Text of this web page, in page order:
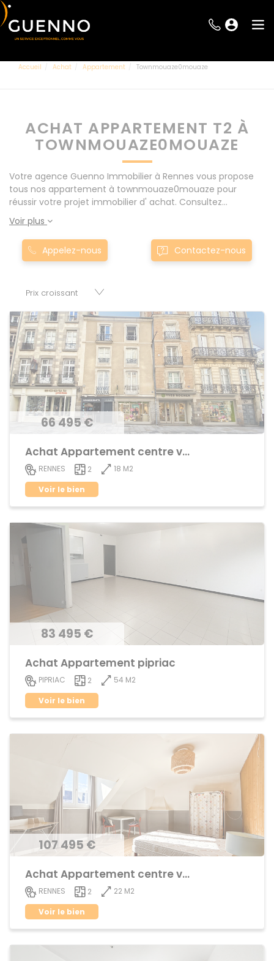
Accueil Achat Appartement Townmouaze0mouaze
ACHAT APPARTEMENT T2 À
TOWNMOUAZE0MOUAZE
Votre agence Guenno Immobilier à Rennes vous propose
tous nos appartement à townmouaze0mouaze pour
réussir votre projet immobilier d' achat. Consultez
l'ensemble de nos offres à Rennes mais également aux
alentours : Le Rheu, Pacé, Montgermont... Nos appartement
T2 à townmouaze0mouaze sont proposés au meilleur prix
du marché pour permettre au plus grand nombre de
commerces, appartements, maisons, immeubles, terrains
Voir plus
Appelez-nous Contactez-nous
66 495 €
Achat Appartement centre ville
RENNES 2
18 M2
Voir le bien
83 495 €
Achat Appartement pipriac
PIPRIAC 2
54 M2
Voir le bien
107 495 €
Achat Appartement centre ville
RENNES 2
22 M2
Voir le bien